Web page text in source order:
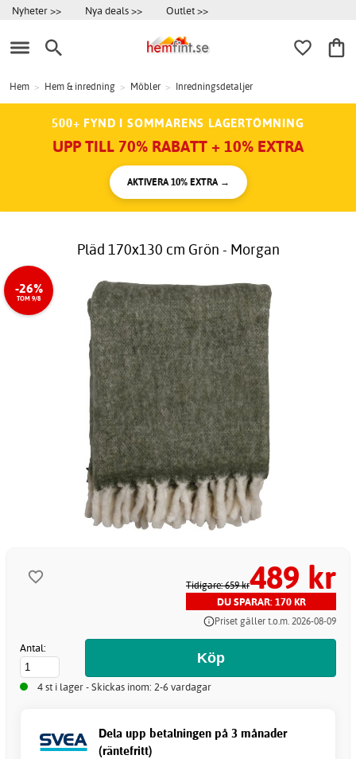
Nyheter >> Nya deals >> Outlet >>
Hem > Hem & inredning > Möbler > Inredningsdetaljer
500+ FYND I SOMMARENS LAGERTÖMNING
UPP TILL 70% RABATT + 10% EXTRA
AKTIVERA 10% EXTRA →
Pläd 170x130 cm Grön - Morgan
-26%
TOM 9/8
Tidigare: 659 kr489 kr
DU SPARAR: 170 KR
Priset gäller t.o.m. 2026-08-09
Antal:
4 st i lager - Skickas inom: 2-6 vardagar
Dela upp betalningen på 3 månader
(räntefritt)